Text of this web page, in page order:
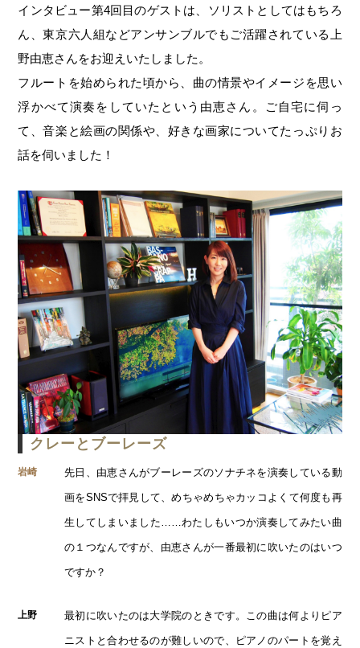
インタビュー第4回目のゲストは、ソリストとしてはもちろ
ん、東京六人組などアンサンブルでもご活躍されている上
野由恵さんをお迎えいたしました。
フルートを始められた頃から、曲の情景やイメージを思い
浮かべて演奏をしていたという由恵さん。ご自宅に伺っ
て、音楽と絵画の関係や、好きな画家についてたっぷりお
話を伺いました！
クレーとブーレーズ
岩崎 先日、由恵さんがブーレーズのソナチネを演奏している動
画をSNSで拝見して、めちゃめちゃカッコよくて何度も再
生してしまいました……わたしもいつか演奏してみたい曲
の１つなんですが、由恵さんが一番最初に吹いたのはいつ
ですか？
上野 最初に吹いたのは大学院のときです。この曲は何よりピア
ニストと合わせるのが難しいので、ピアノのパートを覚え